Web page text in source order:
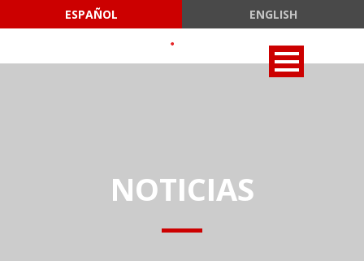
ESPAÑOL ENGLISH
NOTICIAS